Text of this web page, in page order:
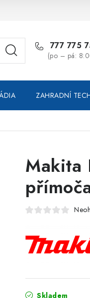
Moje objednávka /
777 775
(po – pá:
ZAHRADNÍ
Makita
Skladem